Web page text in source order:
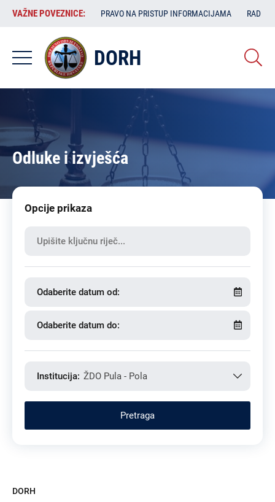
Skoči
sadržaj
VAŽNE
POVEZNICE:
VAŽNE POVEZNICE: PRAVO NA PRISTUP INFORMACIJAMA RAD
DORH
Odluke i izvješća
Opcije prikaza
Odaberite datum od:
Odaberite datum do:
Institucija: ŽDO Pula - Pola
DORH